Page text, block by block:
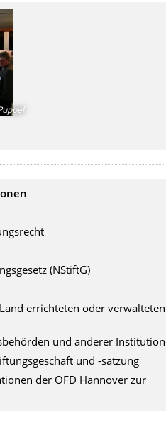
(NStiftG)
errichteten oder verwalteten
und anderer
und -satzung
der OFD Hannover zur